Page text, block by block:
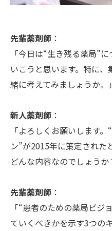
先輩薬剤師 ：
「今日は“生き残る薬局”
いこうと思います。特に
緒に考えてみましょうか。」
新人薬剤師 ：
「よろしくお願いします
ン”が2015年に策定された
どんな内容なのでしょうか
先輩薬剤師 ：
「“患者のための薬局ビジ
ていくべきかを示す3つの